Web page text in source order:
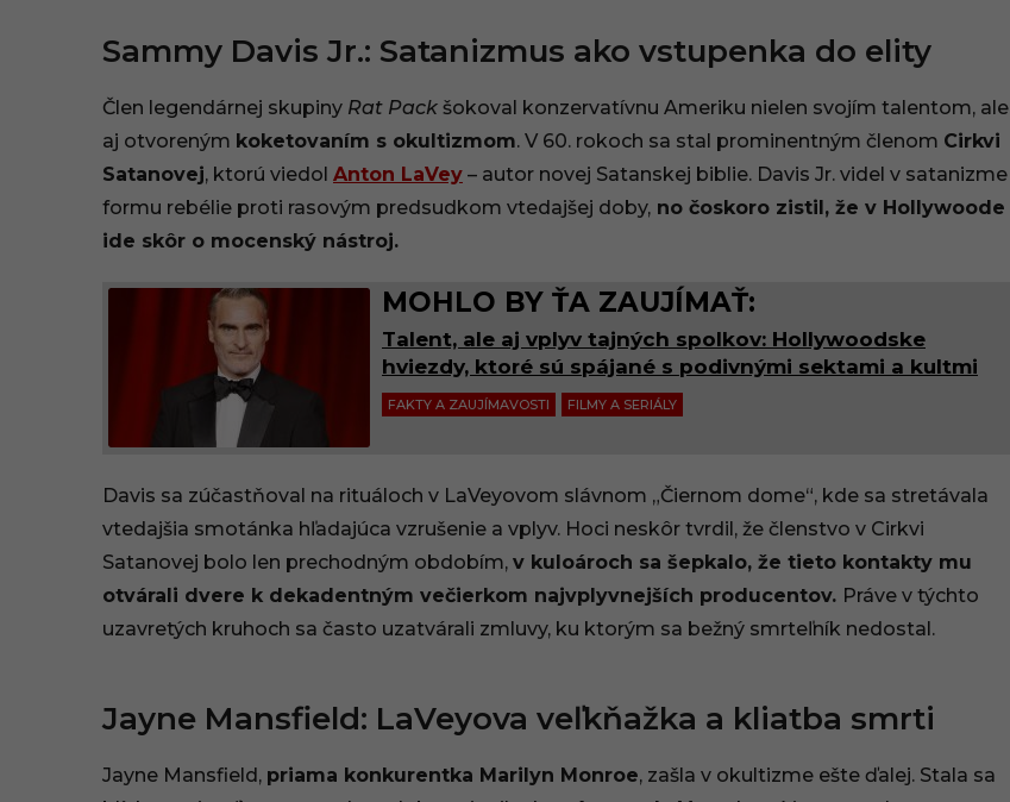
Sammy Davis Jr.: Satanizmus ako vstupenka do elity
Člen legendárnej skupiny Rat Pack šokoval konzervatívnu Ameriku nielen svojím talentom, ale
aj otvoreným koketovaním s okultizmom. V 60. rokoch sa stal prominentným členom Cirkvi
Satanovej, ktorú viedol Anton LaVey – autor novej Satanskej biblie. Davis Jr. videl v satanizme
formu rebélie proti rasovým predsudkom vtedajšej doby, no čoskoro zistil, že v Hollywoode
ide skôr o mocenský nástroj.
MOHLO BY ŤA ZAUJÍMAŤ:
Talent, ale aj vplyv tajných spolkov: Hollywoodske
hviezdy, ktoré sú spájané s podivnými sektami a kultmi
FAKTY A ZAUJÍMAVOSTI FILMY A SERIÁLY
Davis sa zúčastňoval na rituáloch v LaVeyovom slávnom „Čiernom dome“, kde sa stretávala
vtedajšia smotánka hľadajúca vzrušenie a vplyv. Hoci neskôr tvrdil, že členstvo v Cirkvi
Satanovej bolo len prechodným obdobím, v kuloároch sa šepkalo, že tieto kontakty mu
otvárali dvere k dekadentným večierkom najvplyvnejších producentov. Práve v týchto
uzavretých kruhoch sa často uzatvárali zmluvy, ku ktorým sa bežný smrteľník nedostal.
Jayne Mansfield: LaVeyova veľkňažka a kliatba smrti
Jayne Mansfield, priama konkurentka Marilyn Monroe, zašla v okultizme ešte ďalej. Stala sa